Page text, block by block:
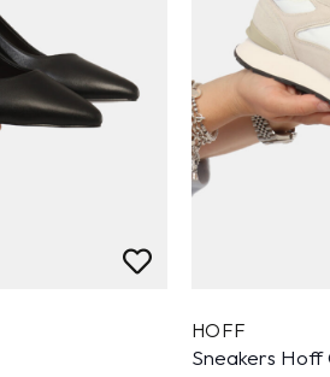
HOFF
Sneakers Hoff